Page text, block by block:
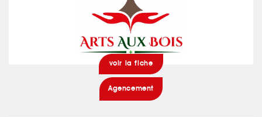
voir la fiche
Agencement